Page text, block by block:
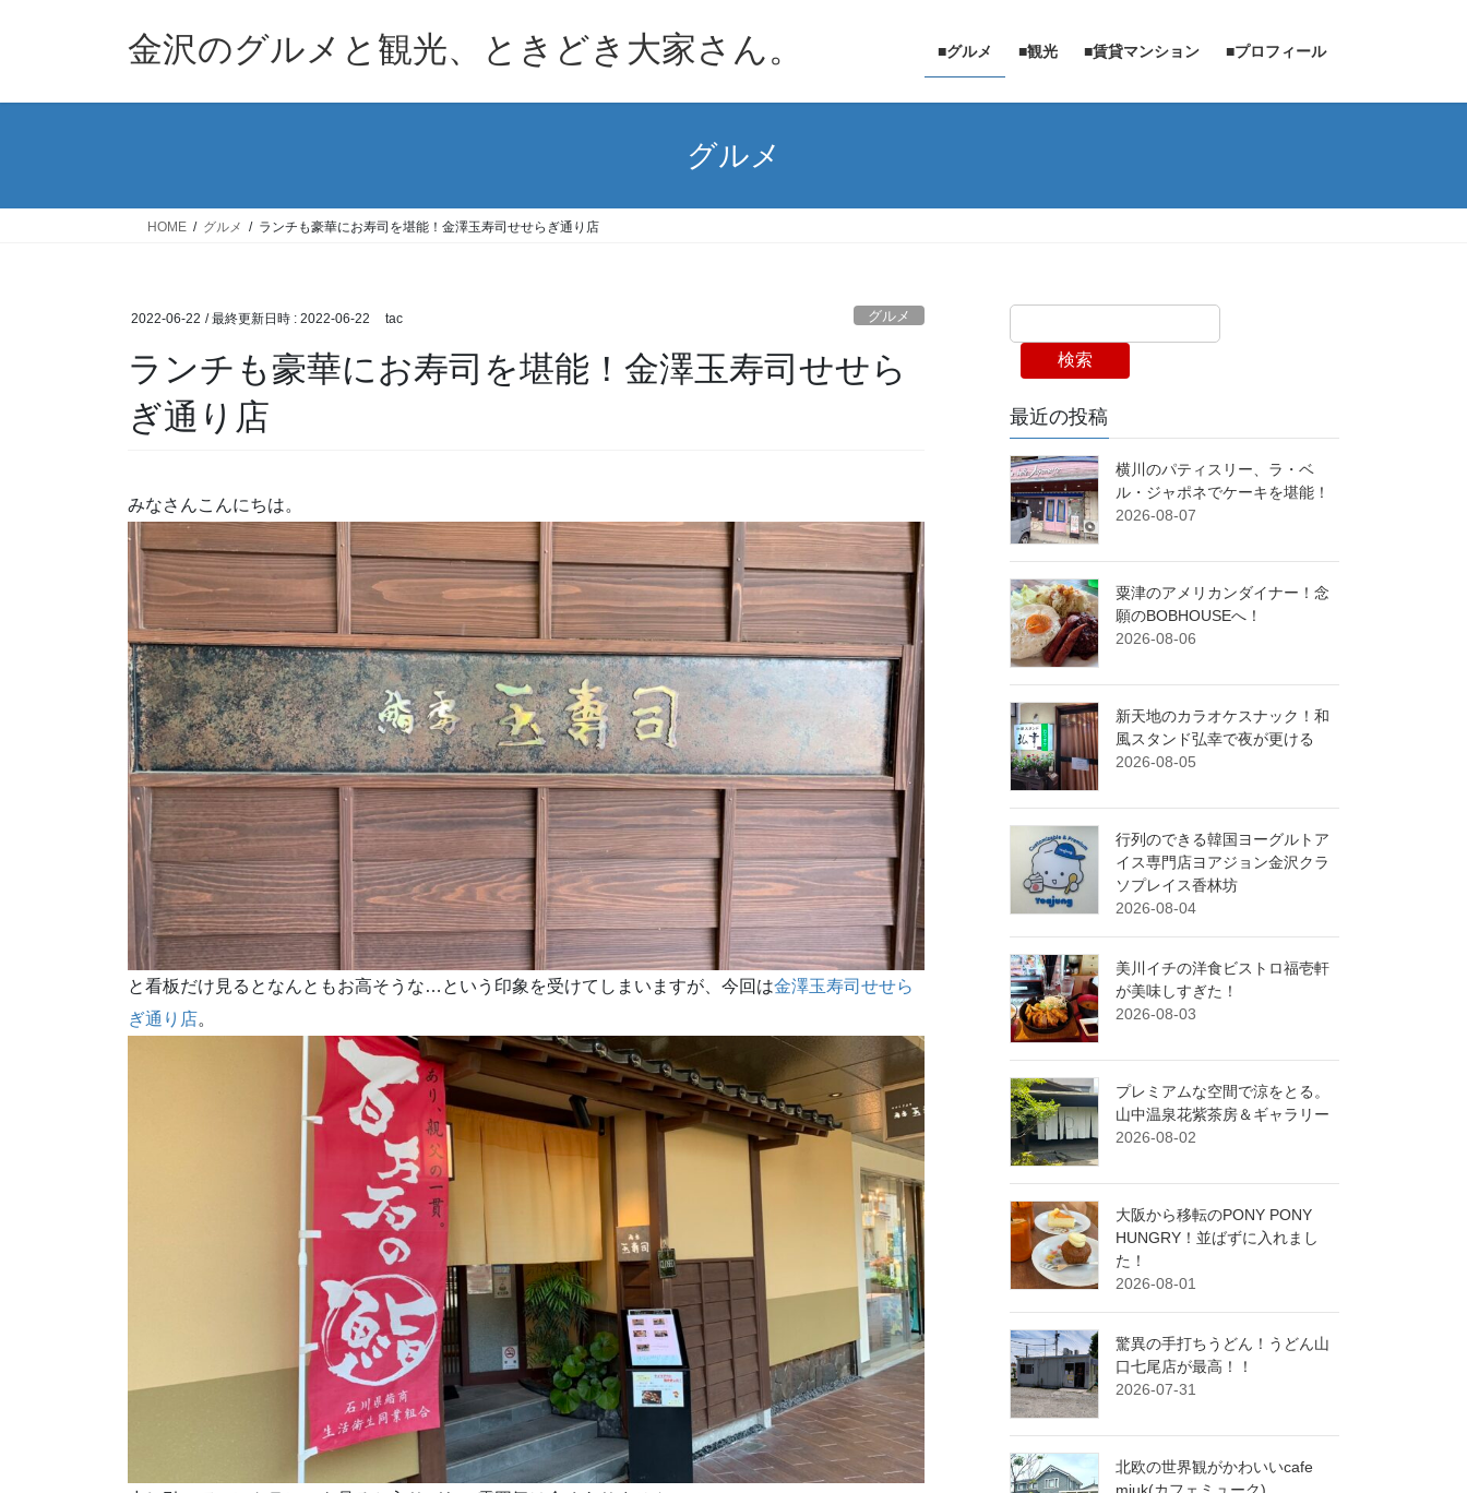
金沢のグルメと観光、ときどき大家さん。 ■グルメ ■観光 ■賃貸マンション ■プロフィール
グルメ
HOME グルメ ランチも豪華にお寿司を堪能！金澤玉寿司せせらぎ通り店
2022-06-22 / 最終更新日時 : 2022-06-22 tac グルメ
ランチも豪華にお寿司を堪能！金澤玉寿司せせら
ぎ通り店
みなさんこんにちは。
と看板だけ見るとなんともお高そうな…という印象を受けてしまいますが、今回は金澤玉寿司せせら
ぎ通り店。
検索
最近の投稿
横川のパティスリー、ラ・ベ
ル・ジャポネでケーキを堪能！
2026-08-07
粟津のアメリカンダイナー！念
願のBOBHOUSEへ！
2026-08-06
新天地のカラオケスナック！和
風スタンド弘幸で夜が更ける
2026-08-05
行列のできる韓国ヨーグルトア
イス専門店ヨアジョン金沢クラ
ソプレイス香林坊
2026-08-04
美川イチの洋食ビストロ福壱軒
が美味しすぎた！
2026-08-03
プレミアムな空間で涼をとる。
山中温泉花紫茶房＆ギャラリー
2026-08-02
大阪から移転のPONY PONY
HUNGRY！並ばずに入れまし
た！
2026-08-01
驚異の手打ちうどん！うどん山
口七尾店が最高！！
2026-07-31
北欧の世界観がかわいいcafe